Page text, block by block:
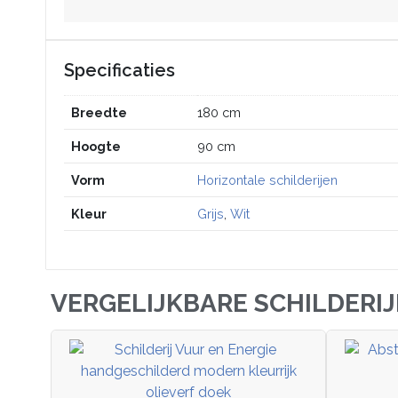
Specificaties
Breedte 180 cm
Hoogte 90 cm
Vorm Horizontale schilderijen
Kleur Grijs Wit
VERGELIJKBARE